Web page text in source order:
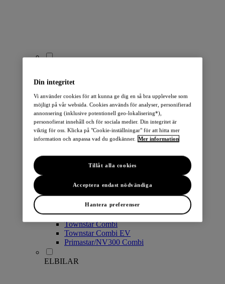
Qashqai
LEAF
ARIYA
X-Trail
Townstar Combi
Townstar Combi EV
Primastar/NV300 Combi
ELBILAR
Din integritet
Vi använder cookies för att kunna ge dig en så bra upplevelse som
möjligt på vår websida. Cookies används för analyser, personifierad
annonsering (inklusive potentionell geo-lokalisering*),
personofierat innehåll och för sociala medier. Din integritet är
viktig för oss. Klicka på "Cookie-inställningar" för att hitta mer
information och anpassa vad du godkänner. Mer information
Hantera preferenser
Acceptera endast nödvändiga
Tillåt alla cookies